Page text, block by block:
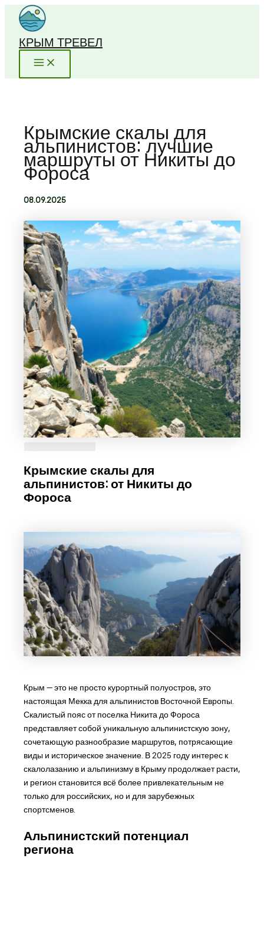
Перейти
содержимому
КРЫМ ТРЕВЕЛ
Крымские скалы для
альпинистов: лучшие
маршруты от Никиты до
Фороса
08.09.2025
Крымские скалы для
альпинистов: от Никиты до
Фороса
Крым — это не просто курортный полуостров, это
настоящая Мекка для альпинистов Восточной Европы.
Скалистый пояс от поселка Никита до Фороса
представляет собой уникальную альпинистскую зону,
сочетающую разнообразие маршрутов, потрясающие
виды и историческое значение. В 2025 году интерес к
скалолазанию и альпинизму в Крыму продолжает расти,
и регион становится всё более привлекательным не
только для российских, но и для зарубежных
спортсменов.
Альпинистский потенциал
региона